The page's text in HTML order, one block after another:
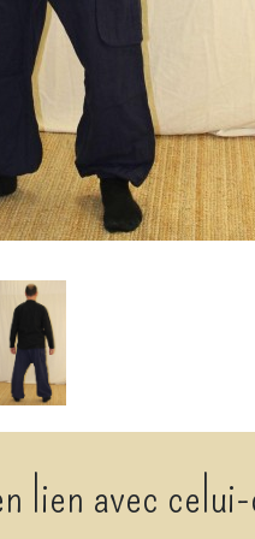
lien avec